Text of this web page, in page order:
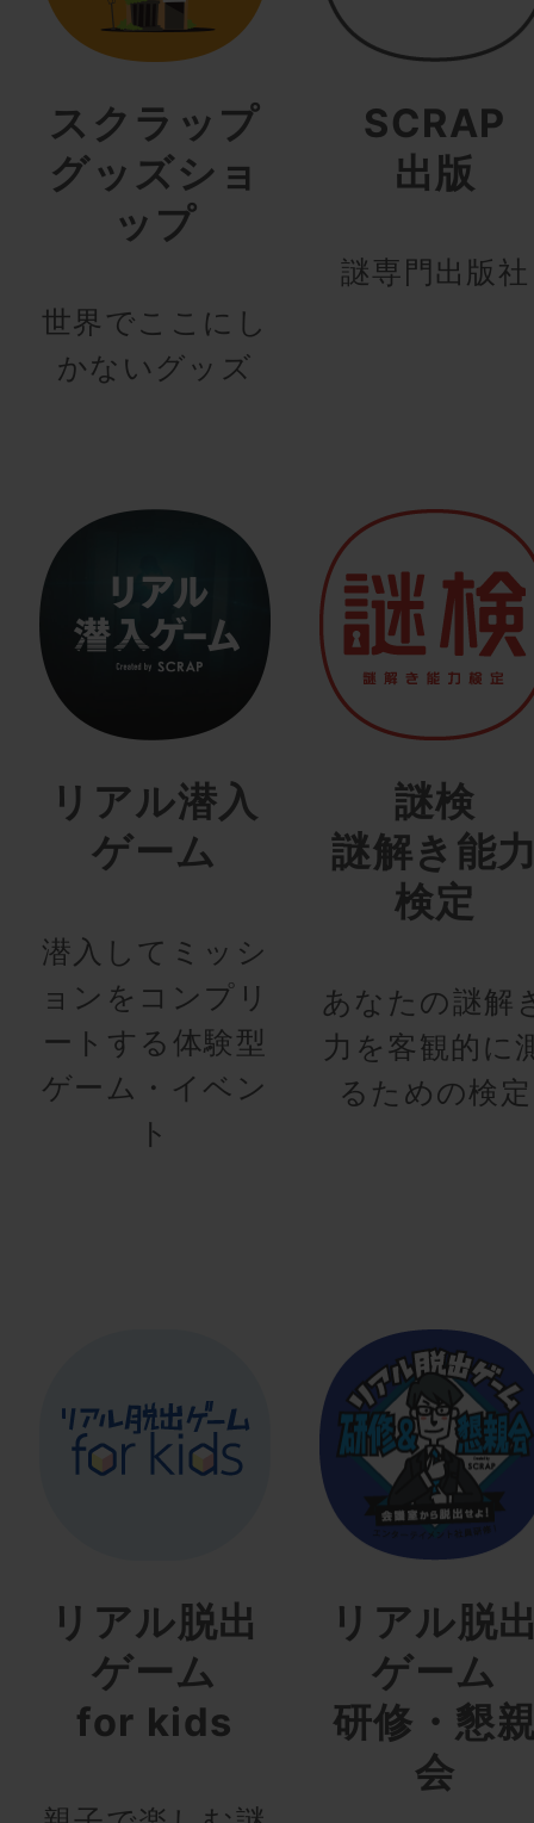
スクラップ
グッズショ
ップ
世界でここにし
かないグッズ
SCRAP
出版
謎専門出版社
リアル潜入
ゲーム
潜入してミッシ
ョンをコンプリ
ートする体験型
ゲーム・イベン
ト
謎検
謎解き能
検定
あなたの謎解
力を客観的に
るための検定
リアル脱出
ゲーム
for kids
リアル脱
ゲーム
研修・懇
会